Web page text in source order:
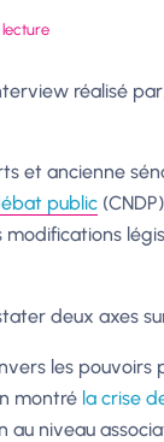
lecture
réalisé
et ancienne
public
modifications
deux axes
les pouvoirs
montré la crise
au niveau